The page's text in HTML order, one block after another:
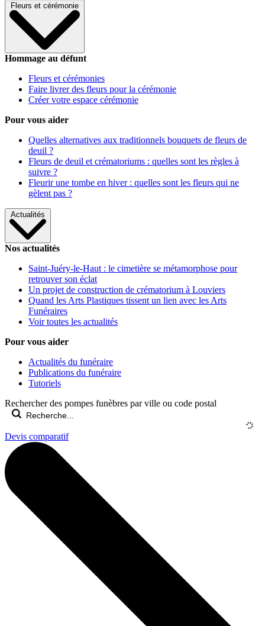
Fleurs et cérémonie
Hommage au défunt
Fleurs et cérémonies
Faire livrer des fleurs pour la cérémonie
Créer votre espace cérémonie
Pour vous aider
Quelles alternatives aux traditionnels bouquets de fleurs de
deuil ?
Fleurs de deuil et crématoriums : quelles sont les règles à
suivre ?
Fleurir une tombe en hiver : quelles sont les fleurs qui ne
gèlent pas ?
Actualités
Nos actualités
Saint-Juéry-le-Haut : le cimetière se métamorphose pour
retrouver son éclat
Un projet de construction de crématorium à Louviers
Quand les Arts Plastiques tissent un lien avec les Arts
Funéraires
Voir toutes les actualités
Pour vous aider
Actualités du funéraire
Publications du funéraire
Tutoriels
Rechercher des pompes funèbres par ville ou code postal
Devis comparatif